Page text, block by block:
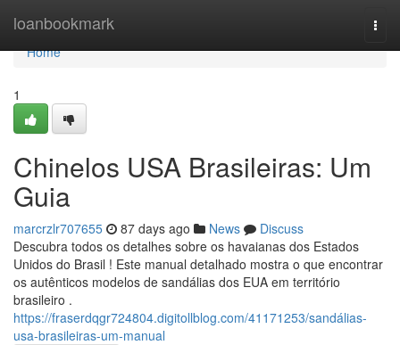
loanbookmark
Home
Home
1
Chinelos USA Brasileiras: Um
Guia
marcrzlr707655 87 days ago News
Discuss
Descubra todos os detalhes sobre os havaianas dos Estados
Unidos do Brasil ! Este manual detalhado mostra o que encontrar
os autênticos modelos de sandálias dos EUA em território
brasileiro .
https://fraserdqgr724804.digitollblog.com/41171253/sandálias-
usa-brasileiras-um-manual